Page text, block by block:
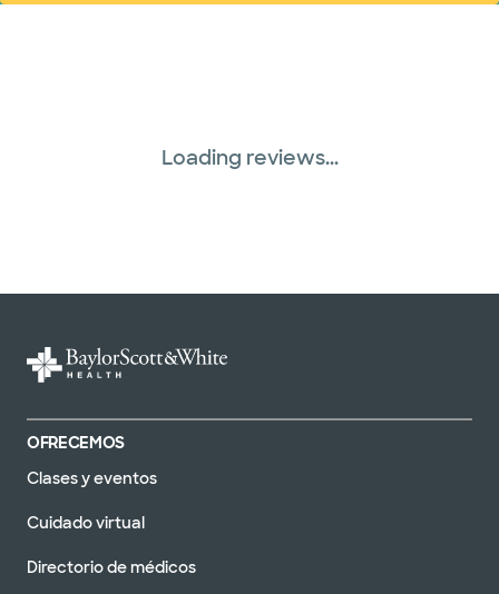
Loading reviews...
OFRECEMOS
Clases y eventos
Cuidado virtual
Directorio de médicos